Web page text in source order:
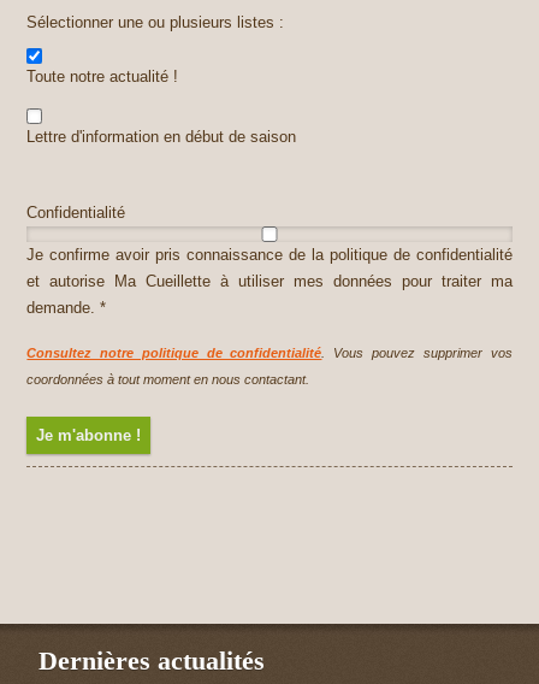
Sélectionner une ou plusieurs listes :
Toute notre actualité !
Lettre d'information en début de saison
Confidentialité
Je confirme avoir pris connaissance de la politique de confidentialité
et autorise Ma Cueillette à utiliser mes données pour traiter ma
demande. *
Consultez notre politique de confidentialité . Vous pouvez supprimer vos
coordonnées à tout moment en nous contactant.
Dernières actualités